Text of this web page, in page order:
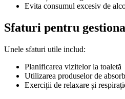
Evita consumul excesiv de
Sfaturi pentru
Unele sfaturi utile includ:
Planificarea vizitelor la toaletă
Utilizarea produselor de
Exerciții de relaxare și